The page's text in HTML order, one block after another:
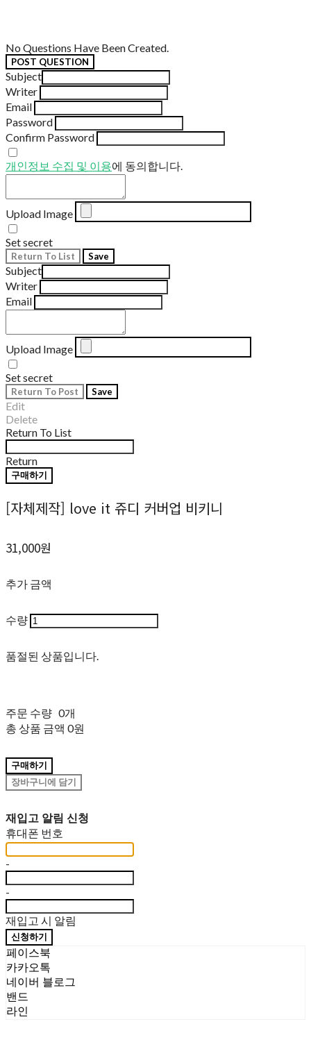
No Questions Have Been Created.
POST QUESTION
Subject
Writer
Email
Password
Confirm Password
개인정보 수집 및 이용에 동의합니다.
Upload Image
Set secret
Return To List Save
Subject
Writer
Email
Upload Image
Set secret
Return To Post Save
Edit
Delete
Return To List
Return
구매하기
[자체제작] love it 쥬디 커버업 비키니
31,000원
추가 금액
수량
품절된 상품입니다.
주문 수량 0개
총 상품 금액 0원
구매하기
장바구니에 담기
재입고 알림 신청
휴대폰 번호
-
-
재입고 시 알림
신청하기
페이스북
카카오톡
네이버 블로그
밴드
라인